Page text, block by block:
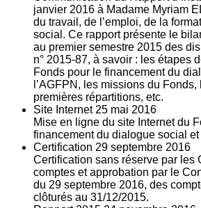
janvier 2016 à Madame Myriam
du travail, de l’emploi, de la
social. Ce rapport présente le
au premier semestre 2015 des
n° 2015-87, à savoir : les étapes
Fonds pour le financement du
l’AGFPN, les missions du
premières répartitions, etc.
Site Internet 25 mai 2016
Mise en ligne du site Internet du
financement du dialogue social et
Certification 29 septembre 2016
Certification sans réserve par les
comptes et approbation par le
du 29 septembre 2016, des
clôturés au 31/12/2015.